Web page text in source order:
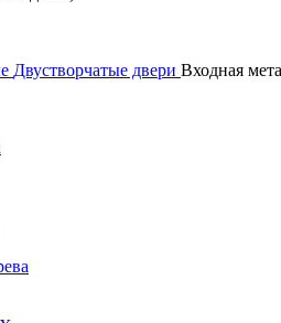
Двустворчатые двери Входная